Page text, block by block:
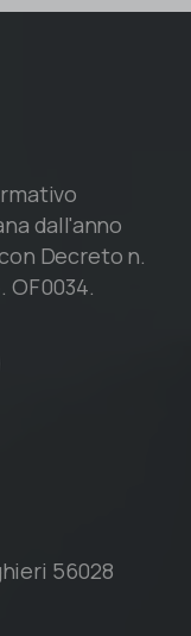
dall'anno
Decreto n.
OF0034.
56028